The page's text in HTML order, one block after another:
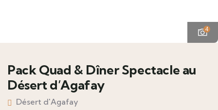
4
Pack Quad & Dîner Spectacle au
Désert d’Agafay
Désert d'Agafay